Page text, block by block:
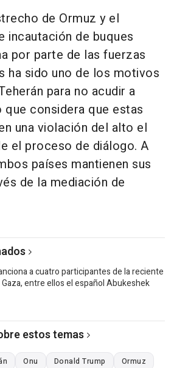
de Ormuz y el
incautación de buques
por parte de las fuerzas
ha sido uno de los motivos
para no acudir a
que considera que estas
una violación del alto el
el proceso de diálogo. A
países mantienen sus
de la mediación de
a cuatro participantes de la reciente
entre ellos el español Abukeshek
estos temas
Onu Donald Trump Ormuz